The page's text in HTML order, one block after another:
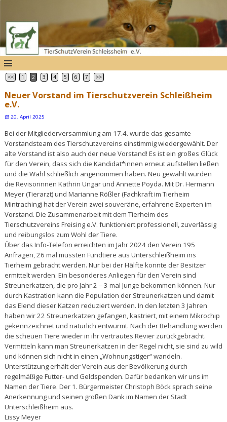
Artikelnavigation
<< 1 2 3 4 5 6 7 >>
Neuer Vorstand im Tierschutzverein Schleißheim
e.V.
20. April 2025
Bei der Mitgliederversammlung am 17.4. wurde das gesamte
Vorstandsteam des Tierschutzvereins einstimmig wiedergewählt. Der
alte Vorstand ist also auch der neue Vorstand! Es ist ein großes Glück
für den Verein, dass sich die Kandidat*innen erneut aufstellen ließen
und die Wahl schließlich angenommen haben. Neu gewählt wurden
die Revisorinnen Kathrin Ungar und Annette Poyda. Mit Dr. Hermann
Meyer (Tierarzt) und Marianne Rößler (Fachkraft im Tierheim
Mintraching) hat der Verein zwei souveräne, erfahrene Experten im
Vorstand. Die Zusammenarbeit mit dem Tierheim des
Tierschutzvereins Freising e.V. funktioniert professionell, zuverlässig
und reibungslos zum Wohl der Tiere.
Über das Info-Telefon erreichten im Jahr 2024 den Verein 195
Anfragen, 26 mal mussten Fundtiere aus Unterschleißheim ins
Tierheim gebracht werden. Nur bei der Hälfte konnte der Besitzer
ermittelt werden. Ein besonderes Anliegen für den Verein sind
Streunerkatzen, die pro Jahr 2 – 3 mal Junge bekommen können. Nur
durch Kastration kann die Population der Streunerkatzen und damit
das Elend dieser Katzen reduziert werden. In den letzten 3 Jahren
haben wir 22 Streunerkatzen gefangen, kastriert, mit einem Mikrochip
gekennzeichnet und natürlich entwurmt. Nach der Behandlung werden
die scheuen Tiere wieder in ihr vertrautes Revier zurückgebracht.
Vermitteln kann man Streunerkatzen in der Regel nicht, sie sind zu wild
und können sich nicht in einen „Wohnungstiger“ wandeln.
Unterstützung erhält der Verein aus der Bevölkerung durch
regelmäßige Futter- und Geldspenden. Dafür bedanken wir uns im
Namen der Tiere. Der 1. Bürgermeister Christoph Böck sprach seine
Anerkennung und seinen großen Dank im Namen der Stadt
Unterschleißheim aus.
Lissy Meyer